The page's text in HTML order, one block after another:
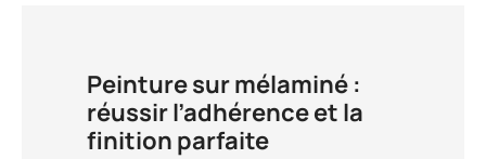
Peinture sur mélaminé :
réussir l’adhérence et la
finition parfaite